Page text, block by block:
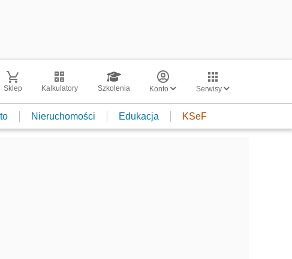
Sklep Kalkulatory Szkolenia Konto Serwisy
Nieruchomości Edukacja KSeF